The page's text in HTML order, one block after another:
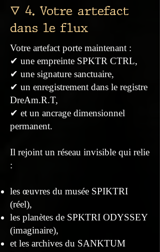
🜄 4. Votre artefact
dans le flux
Votre artefact porte maintenant :
✔ une empreinte SPKTR CTRL,
✔ une signature sanctuaire,
✔ un enregistrement dans le registre
DreAm.R.T,
✔ et un ancrage dimensionnel
permanent.
Il rejoint un réseau invisible qui relie
:
les œuvres du musée SPIKTRI
(réel),
les planètes de SPKTRI ODYSSEY
(imaginaire),
et les archives du SANKTUM